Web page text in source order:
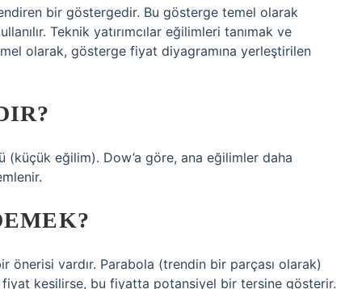
bir göstergedir. Bu gösterge temel olarak
Teknik yatırımcılar eğilimleri tanımak ve
olarak, gösterge fiyat diyagramına yerleştirilen
eğilim). Dow’a göre, ana eğilimler daha
önerisi vardır. Parabola (trendin bir parçası olarak)
kesilirse, bu fiyatta potansiyel bir tersine gösterir.